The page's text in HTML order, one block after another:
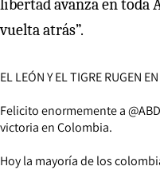
libertad avanza en toda
vuelta atrás”.
EL LEÓN Y EL TIGRE RUGEN
Felicito enormemente a
victoria en Colombia.
Hoy la mayoría de los